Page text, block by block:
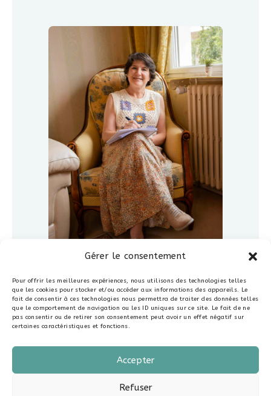
Gérer le consentement
Pour offrir les meilleures expériences, nous utilisons des technologies telles
que les cookies pour stocker et/ou accéder aux informations des appareils. Le
fait de consentir à ces technologies nous permettra de traiter des données telles
que le comportement de navigation ou les ID uniques sur ce site. Le fait de ne
pas consentir ou de retirer son consentement peut avoir un effet négatif sur
certaines caractéristiques et fonctions.
Accepter
Refuser
MÉTHODE PSYCHO-
CORPORELLE